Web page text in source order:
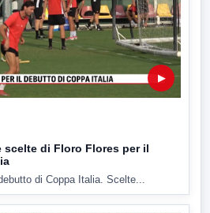
▶
scelte di Floro Flores per il
di Coppa Italia. Scelte...